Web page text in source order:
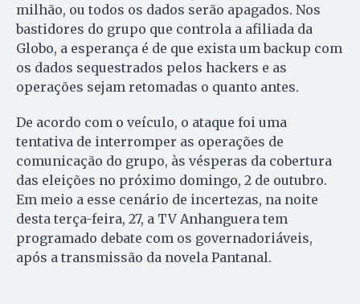
milhão, ou todos os dados serão apagados. Nos
bastidores do grupo que controla a afiliada da
Globo, a esperança é de que exista um backup com
os dados sequestrados pelos hackers e as
operações sejam retomadas o quanto antes.
De acordo com o veículo, o ataque foi uma
tentativa de interromper as operações de
comunicação do grupo, às vésperas da cobertura
das eleições no próximo domingo, 2 de outubro.
Em meio a esse cenário de incertezas, na noite
desta terça-feira, 27, a TV Anhanguera tem
programado debate com os governadoriáveis,
após a transmissão da novela Pantanal.